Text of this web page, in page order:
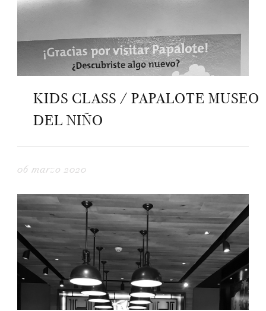
KIDS CLASS / PAPALOTE MUSEO
DEL NIÑO
06 marzo 2020